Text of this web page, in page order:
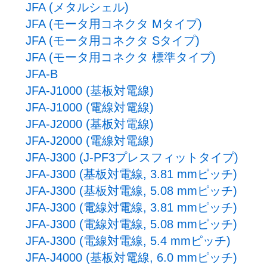
JFA (メタルシェル)
JFA (モータ用コネクタ Mタイプ)
JFA (モータ用コネクタ Sタイプ)
JFA (モータ用コネクタ 標準タイプ)
JFA-B
JFA-J1000 (基板対電線)
JFA-J1000 (電線対電線)
JFA-J2000 (基板対電線)
JFA-J2000 (電線対電線)
JFA-J300 (J-PF3プレスフィットタイプ)
JFA-J300 (基板対電線, 3.81 mmピッチ)
JFA-J300 (基板対電線, 5.08 mmピッチ)
JFA-J300 (電線対電線, 3.81 mmピッチ)
JFA-J300 (電線対電線, 5.08 mmピッチ)
JFA-J300 (電線対電線, 5.4 mmピッチ)
JFA-J4000 (基板対電線, 6.0 mmピッチ)